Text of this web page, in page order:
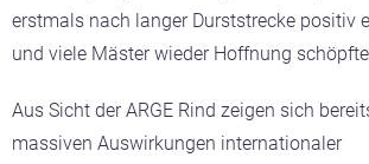
erstmals nach langer Durststrecke positiv
und viele Mäster wieder Hoffnung
Aus Sicht der ARGE Rind zeigen sich
massiven Auswirkungen internationaler